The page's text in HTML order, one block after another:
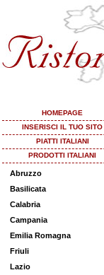
HOMEPAGE
INSERISCI IL TUO SITO
PIATTI ITALIANI
PRODOTTI ITALIANI
Abruzzo
Basilicata
Calabria
Campania
Emilia Romagna
Friuli
Lazio